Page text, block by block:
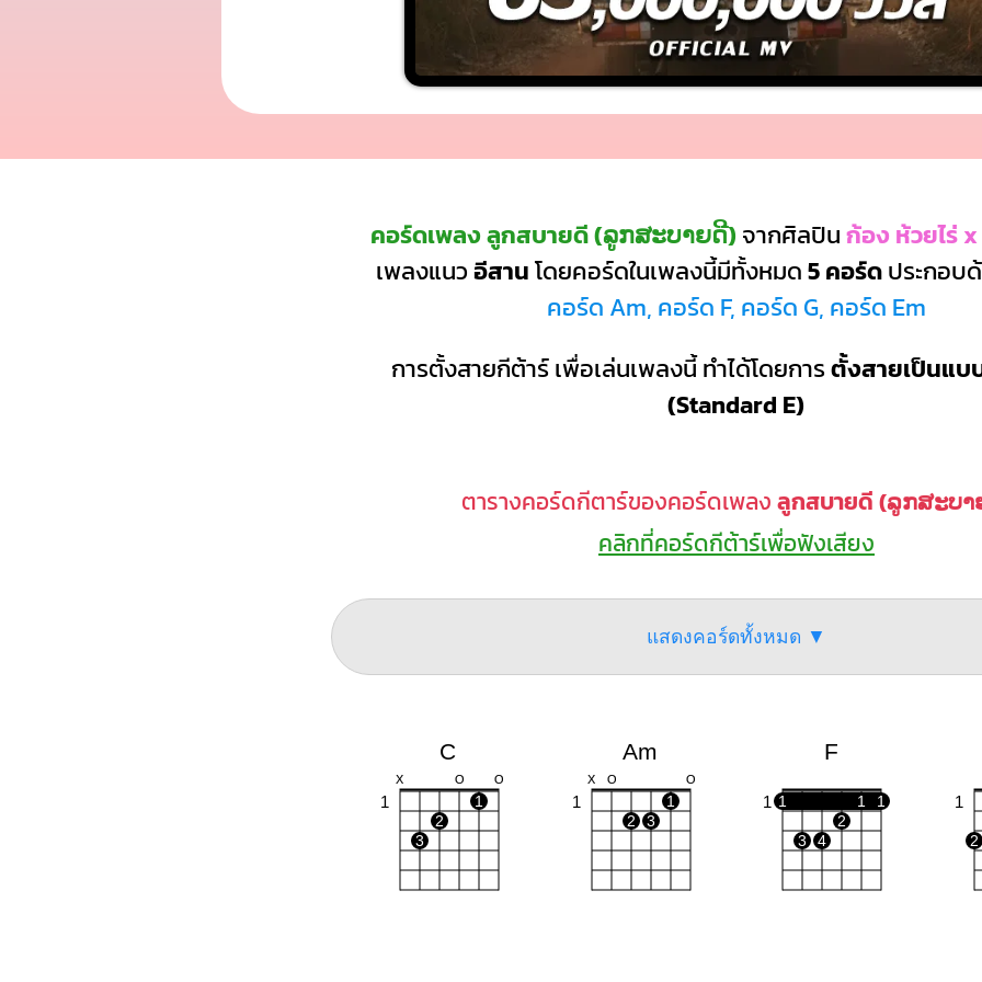
คอร์ดเพลง ลูกสบายดี (ລູກ​ສະ​ບາຍ​ດີ) จากศิลปินก้อง ห้วยไร่
เพลงแนวอีสานโดยคอร์ดในเพลงนี้มีทั้งหมด5 คอร์ดประกอบ
คอร์ด Am, คอร์ด F, คอร์ด G, คอร์ด Em
การตั้งสายกีต้าร์ เพื่อเล่นเพลงนี้ ทำได้โดยการตั้งสายเป็นแบ
(Standard E)
ตารางคอร์ดกีตาร์ของคอร์ดเพลงลูกสบายดี (ລູກ​ສະ​ບ
คลิกที่คอร์ดกีต้าร์เพื่อฟังเสียง
แสดงคอร์ดทั้งหมด ▼
C
X O O
1
1
2
3
Am
X O O
1
1
2
3
F
1 1 1
1
2
3
4
1
2